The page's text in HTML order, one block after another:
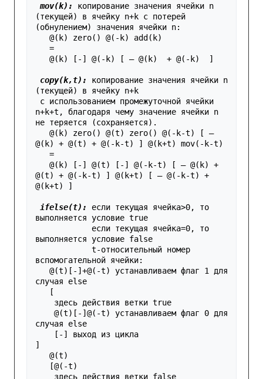
mov(k):
копирование значения ячейки n
(текущей) в ячейку n+k с потерей
(обнулением) значения ячейки n:
   @(k) [-] @(-k) [ — @(k)  + @(-k)  ]
copy(k,t):
копирование значения ячейки n
(текущей) в ячейку n+k
n+k+t, благодаря чему значение ячейки n
не теряется (сохраняется).
@(k) + @(t) + @(-k-t) ] @(k+t) mov(-k-t)
@(t) + @(-k-t) ] @(k+t) [ — @(-k-t) +
@(k+t) ]
ifelse(t):
если текущая ячейка>0, то
выполняется условие true
выполняется условие false
вспомогательной ячейки:
случая else
случая else
]